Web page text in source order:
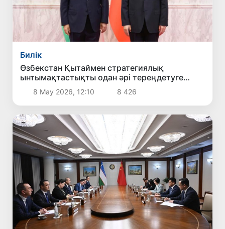
Билік
Өзбекстан Қытаймен стратегиялық
ынтымақтастықты одан әрі тереңдетуге
мүдделі екенін мәлімдеді
8 Мау 2026, 12:10 8 426